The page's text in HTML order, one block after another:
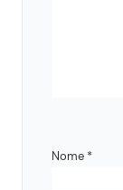
Nome *